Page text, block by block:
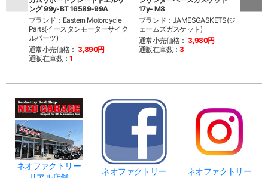
ング 99y-BT 16589-99A
ブランド：Eastern Motorcycle
Parts(イースタンモーターサイク
ルパーツ)
通常小売価格： 3,890円
通販在庫数：1
17y- M8
ブランド：JAMESGASKETS(ジ
ェームズガスケット)
通常小売価格： 3,980円
通販在庫数：3
ネオファクトリー
ネオファクトリー
ネオファクトリー